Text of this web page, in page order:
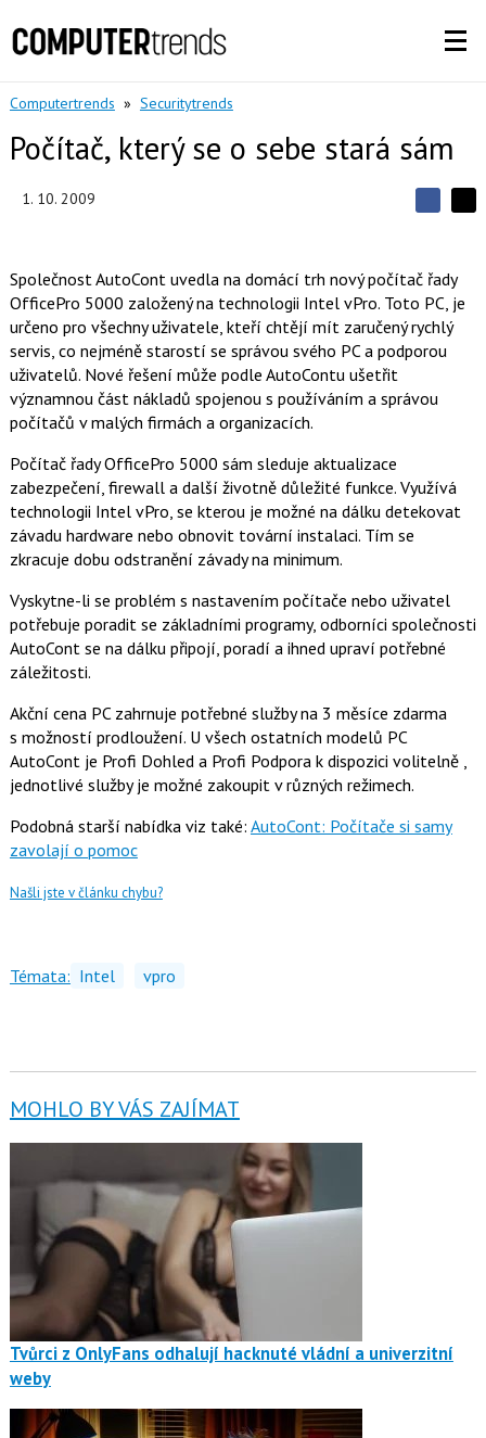
Computertrends » Securitytrends
Počítač, který se o sebe stará sám
1. 10. 2009
S
í
l
e
t
S
e
j
e
n
a
a
k
u
j
Společnost AutoCont uvedla na domácí trh nový počítač řady
OfficePro 5000 založený na technologii Intel vPro. Toto PC, je
určeno pro všechny uživatele, kteří chtějí mít zaručený rychlý
servis, co nejméně starostí se správou svého PC a podporou
uživatelů. Nové řešení může podle AutoContu ušetřit
významnou část nákladů spojenou s používáním a správou
počítačů v malých firmách a organizacích.
Počítač řady OfficePro 5000 sám sleduje aktualizace
zabezpečení, firewall a další životně důležité funkce. Využívá
technologii Intel vPro, se kterou je možné na dálku detekovat
závadu hardware nebo obnovit tovární instalaci. Tím se
zkracuje dobu odstranění závady na minimum.
Vyskytne-li se problém s nastavením počítače nebo uživatel
potřebuje poradit se základními programy, odborníci společnosti
AutoCont se na dálku připojí, poradí a ihned upraví potřebné
záležitosti.
Akční cena PC zahrnuje potřebné služby na 3 měsíce zdarma
s možností prodloužení. U všech ostatních modelů PC
AutoCont je Profi Dohled a Profi Podpora k dispozici volitelně ,
jednotlivé služby je možné zakoupit v různých režimech.
Podobná starší nabídka viz také: AutoCont: Počítače si samy
zavolají o pomoc
Našli jste v článku chybu?
Témata: Intel vpro
MOHLO BY VÁS ZAJÍMAT
Tvůrci z OnlyFans odhalují hacknuté vládní a univerzitní
weby